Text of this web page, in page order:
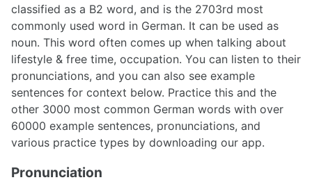
classified as a B2 word, and is the 2703rd most
commonly used word in German. It can be used as
noun. This word often comes up when talking about
lifestyle & free time, occupation. You can listen to their
pronunciations, and you can also see example
sentences for context below. Practice this and the
other 3000 most common German words with over
60000 example sentences, pronunciations, and
various practice types by downloading our app.
Pronunciation